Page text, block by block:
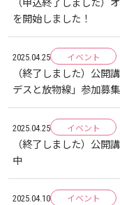
を開始しました！
2025.04.25 イベント
（終了しました）公開
デスと放物線」参加募
2025.04.25 イベント
（終了しました）公開
中
2025.04.10 イベント